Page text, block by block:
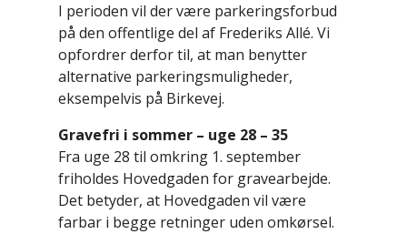
I perioden vil der være parkeringsforbud
på den offentlige del af Frederiks Allé. Vi
opfordrer derfor til, at man benytter
alternative parkeringsmuligheder,
eksempelvis på Birkevej.
Gravefri i sommer – uge 28 – 35
Fra uge 28 til omkring 1. september
friholdes Hovedgaden for gravearbejde.
Det betyder, at Hovedgaden vil være
farbar i begge retninger uden omkørsel.